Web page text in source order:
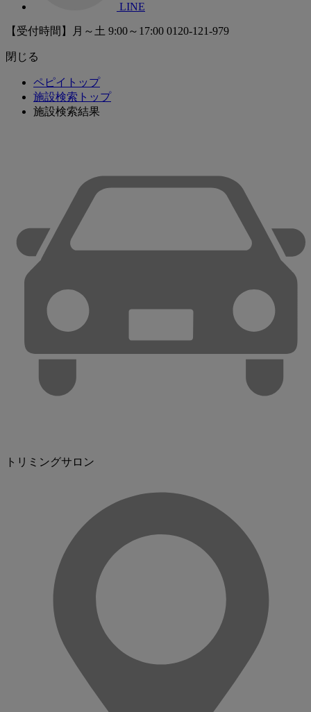
LINE
【受付時間】月～土 9:00～17:00 0120-121-979
閉じる
ペピイトップ
施設検索トップ
施設検索結果
トリミングサロン